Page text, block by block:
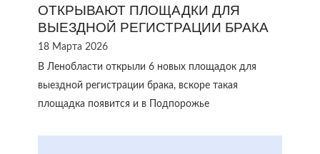
ОТКРЫВАЮТ ПЛОЩАДКИ ДЛЯ
ВЫЕЗДНОЙ РЕГИСТРАЦИИ БРАКА
18 Марта 2026
В Ленобласти открыли 6 новых площадок для
выездной регистрации брака, вскоре такая
площадка появится и в Подпорожье